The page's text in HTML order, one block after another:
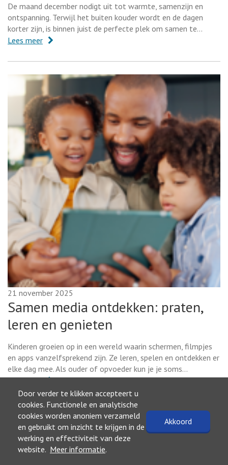
Door verder te klikken accepteert u
cookies. Functionele en analytische
cookies worden anoniem verzameld
en gebruikt om inzicht te krijgen in de
werking en effectiviteit van deze
website. Meer informatie.
Akkoord
De maand december nodigt uit tot warmte, samenzijn en
ontspanning. Terwijl het buiten kouder wordt en de dagen
korter zijn, is binnen juist de perfecte plek om samen te…
Lees meer
Samen media ontdekken: praten,
leren en genieten
21 november 2025
Kinderen groeien op in een wereld waarin schermen, filmpjes
en apps vanzelfsprekend zijn. Ze leren, spelen en ontdekken er
elke dag mee. Als ouder of opvoeder kun je je soms…
Lees meer